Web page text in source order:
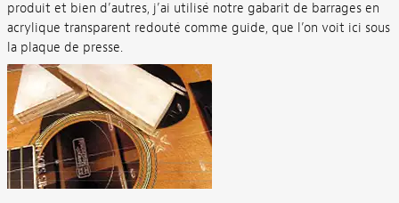
produit et bien d’autres, j’ai utilisé notre gabarit de barrages en
acrylique transparent redouté comme guide, que l’on voit ici sous
la plaque de presse.